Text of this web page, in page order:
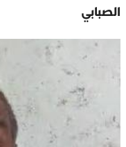
الصبابي